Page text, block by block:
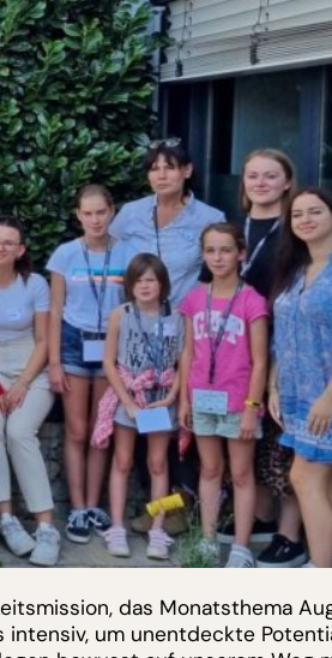
das Monatsthema
um unentdeckte